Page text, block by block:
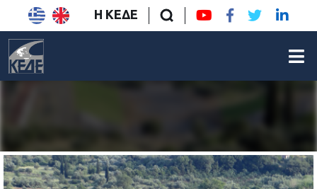
Η ΚΕΔΕ